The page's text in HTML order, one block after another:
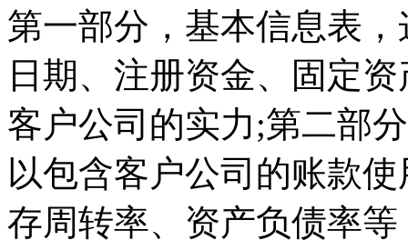
第一部分，基本信息表
日期、注册资金、固定
客户公司的实力;第二部
以包含客户公司的账款
存周转率、资产负债率